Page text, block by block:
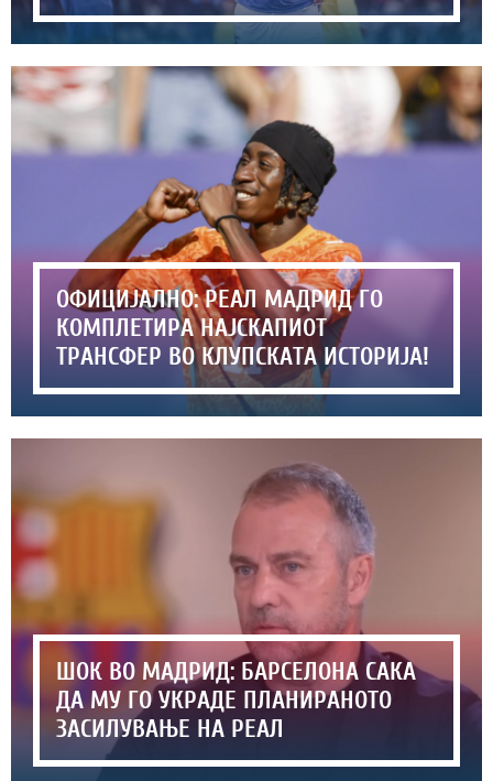
ОФИЦИЈАЛНО: РЕАЛ МАДРИД ГО
КОМПЛЕТИРА НАЈСКАПИОТ
ТРАНСФЕР ВО КЛУПСКАТА ИСТОРИЈА!
ШОК ВО МАДРИД: БАРСЕЛОНА САКА
ДА МУ ГО УКРАДЕ ПЛАНИРАНОТО
ЗАСИЛУВАЊЕ НА РЕАЛ